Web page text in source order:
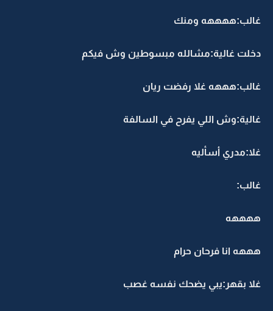
غالب:ههههه ومنك
دخلت غالية:مشالله مبسوطين وش فيكم
غالب:هههه غلا رفضت ريان
غالية:وش اللي يفرح في السالفة
غلا:مدري أسأليه
غالب:
ههههه
هههه انا فرحان حرام
غلا بقهر:يبي يضحك نفسه غصب